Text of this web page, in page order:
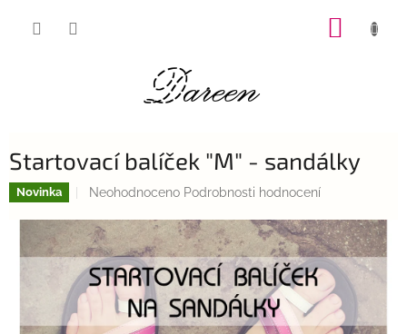
Startovací balíček "M" - sandálky
Novinka
Průměrné
produktu
je
0,0
z
hvězdiček.
Neohodnoceno Podrobnosti hodnocení